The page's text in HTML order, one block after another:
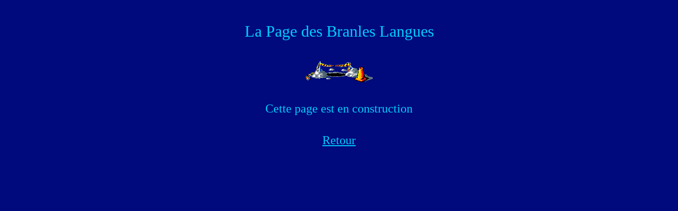
La Page des Branles Langues
Cette page est en construction
Retour